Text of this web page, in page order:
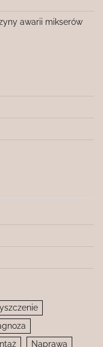
awarii mikserów
Naprawa